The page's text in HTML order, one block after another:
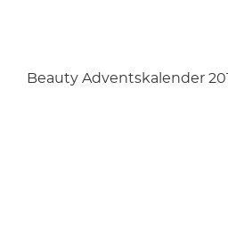
Beauty Adventskalender